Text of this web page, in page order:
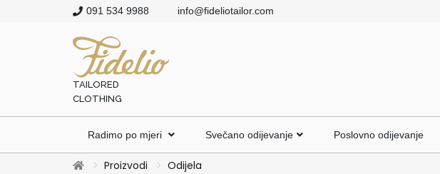
091 534 9988 info@fideliotailor.com
TAILORED
CLOTHING
Radimo po mjeri Svečano odijevanje Poslovno odijevanje
Proizvodi Odijela